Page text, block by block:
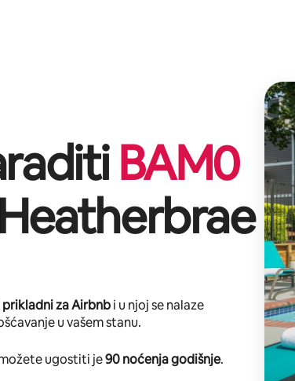
BAM0
Heatherbrae
za Airbnbi u njoj se nalaze
u vašem stanu.
ugostiti je90 noćenja godišnje.